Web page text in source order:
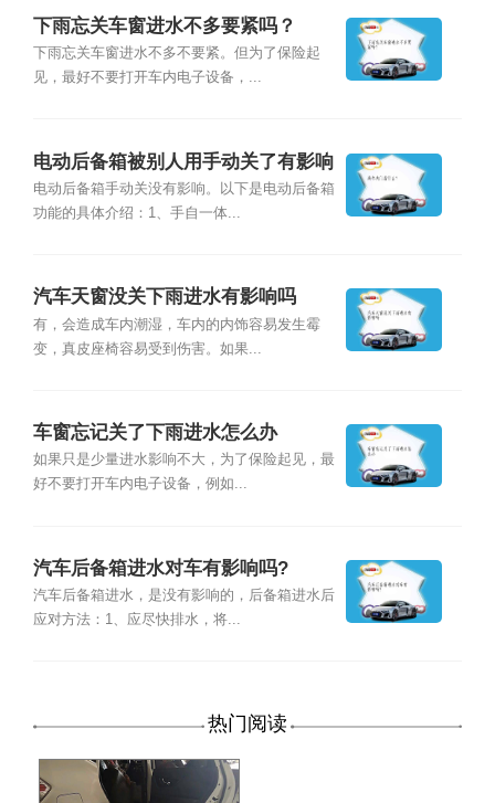
下雨忘关车窗进水不多要紧吗？
下雨忘关车窗进水不多不要紧。但为了保险起
见，最好不要打开车内电子设备，...
电动后备箱被别人用手动关了有影响
吗？
电动后备箱手动关没有影响。以下是电动后备箱
功能的具体介绍：1、手自一体...
汽车天窗没关下雨进水有影响吗
有，会造成车内潮湿，车内的内饰容易发生霉
变，真皮座椅容易受到伤害。如果...
车窗忘记关了下雨进水怎么办
如果只是少量进水影响不大，为了保险起见，最
好不要打开车内电子设备，例如...
汽车后备箱进水对车有影响吗?
汽车后备箱进水，是没有影响的，后备箱进水后
应对方法：1、应尽快排水，将...
热门阅读